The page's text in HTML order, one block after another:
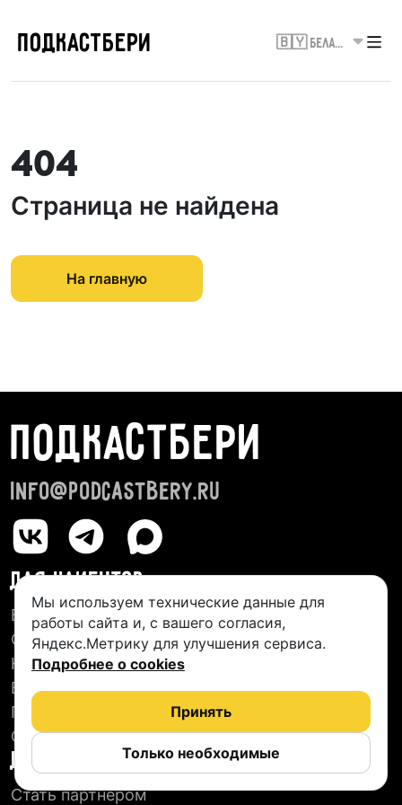
ПОДКАСТБЕРИ 🇧🇾 Беларусь
404
Страница не найдена
На главную
ПОДКАСТБЕРИ
info@podcastbery.ru
ДЛЯ КЛИЕНТОВ
База студий
О сервисе
Новые подкасты
Блог
Пользовательское соглашение
Отзывы
ДЛЯ СТУДИЙ
Стать партнером
Мы используем технические данные для
работы сайта и, с вашего согласия,
Яндекс.Метрику для улучшения сервиса.
Подробнее о cookies
Только необходимые
Принять